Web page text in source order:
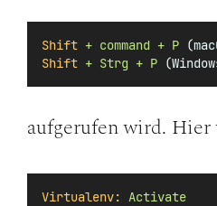
Shift + command + P
Shift + Strg + P
aufgerufen wird.
Virtualenv: Activate